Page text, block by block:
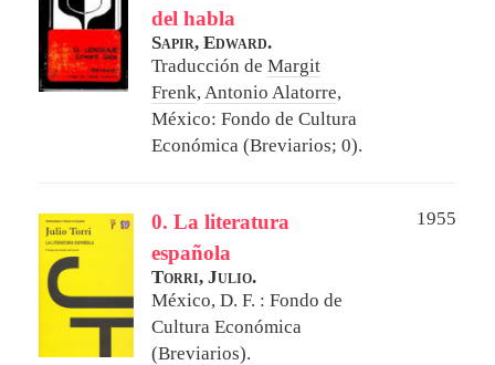
del habla
Sapir, Edward.
Traducción de Margit
Frenk, Antonio Alatorre,
México: Fondo de Cultura
Económica (Breviarios; 0).
0. La literatura
española
1955
Torri, Julio.
México, D. F. : Fondo de
Cultura Económica
(Breviarios).